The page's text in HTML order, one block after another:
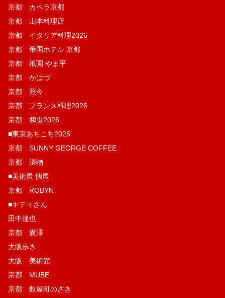
京都 カペラ京都
京都 山本料理店
京都 イタリア料理2026
京都 帝国ホテル 京都
京都 祇園 やま平
京都 かはづ
京都 照今
京都 フランス料理2026
京都 和食2026
■東京あちこち2025
京都 SUNNY GEORGE COFFEE
京都 漬物
■美術展 個展
京都 ROBYN
■キティさん
田中達也
京都 廣澤
大阪歩き
大阪 美術館
京都 MUBE
京都 麩屋町のざき